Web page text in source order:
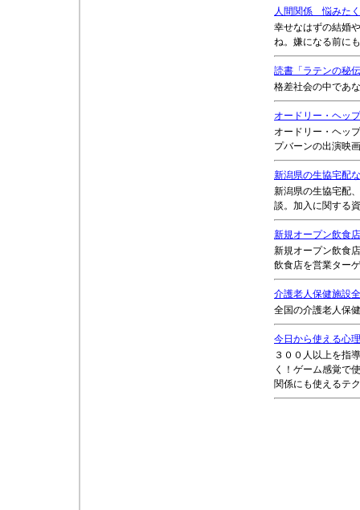
人間関係 悩みた
幸せなはずの結婚
ね。嫌になる前に
読書「ラテンの秘
格差社会の中であ
オードリー・ヘッ
オードリー・ヘッ
プバーンの出演映
新潟県の生協宅配
新潟県の生協宅配
談。加入に関する
新規オープン飲食
新規オープン飲食
飲食店を営業ター
介護老人保健施設
全国の介護老人保
今日から使える心
３００人以上を指
く！ゲーム感覚で
関係にも使えるテ